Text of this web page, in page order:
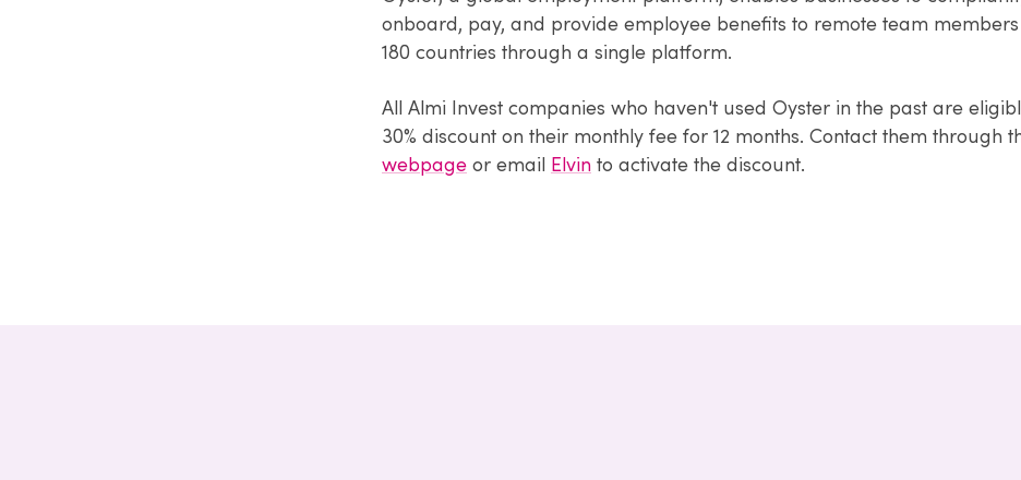
onboard, pay, and provide employee benefits to remote team
180 countries through a single platform.
All Almi Invest companies who haven't used Oyster in the past are
30% discount on their monthly fee for 12 months. Contact them through
webpage or email Elvin to activate the discount.